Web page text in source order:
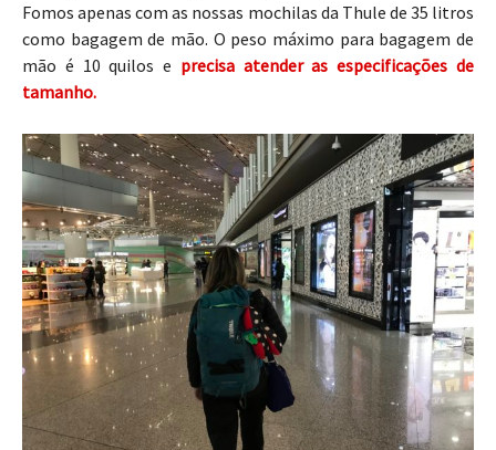
Fomos apenas com as nossas mochilas da Thule de 35 litros
como bagagem de mão. O peso máximo para bagagem de
mão é 10 quilos e precisa atender as especificações de
tamanho.